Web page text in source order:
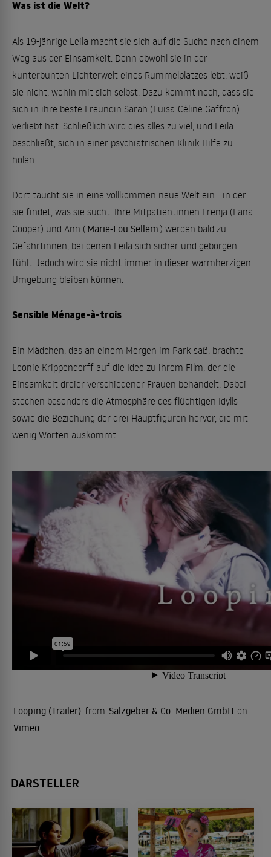
Was ist die Welt?
Als 19-jährige Leila macht sie sich auf die Suche nach einem
Weg aus der Einsamkeit. Denn obwohl sie in der
kunterbunten Lichterwelt eines Rummelplatzes lebt, weiß
sie nicht, wohin mit sich selbst. Dazu kommt noch, dass sie
sich in ihre beste Freundin Sarah (Luisa-Céline Gaffron)
verliebt hat. Schließlich wird dies alles zu viel, und Leila
beschließt, sich in einer psychiatrischen Klinik Hilfe zu
holen.
Dort taucht sie in eine vollkommen neue Welt ein - in der
sie findet, was sie sucht. Ihre Mitpatientinnen Frenja (Lana
Cooper) und Ann ( Marie-Lou Sellem ) werden bald zu
Gefährtinnen, bei denen Leila sich sicher und geborgen
fühlt. Jedoch wird sie nicht immer in dieser warmherzigen
Umgebung bleiben können.
Sensible Ménage-à-trois
Ein Mädchen, das an einem Morgen im Park saß, brachte
Leonie Krippendorff auf die Idee zu ihrem Film, der die
Einsamkeit dreier verschiedener Frauen behandelt. Dabei
stechen besonders die Atmosphäre des flüchtigen Idylls
sowie die Beziehung der drei Hauptfiguren hervor, die mit
wenig Worten auskommt.
Looping (Trailer) from Salzgeber & Co. Medien GmbH on
Vimeo.
DARSTELLER